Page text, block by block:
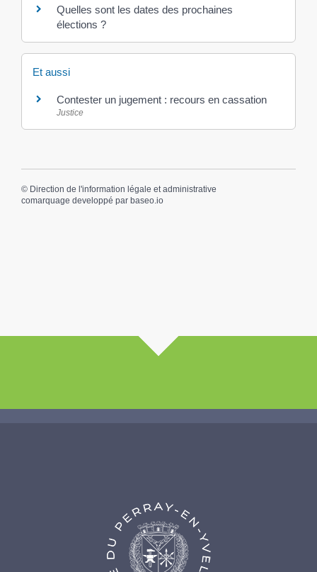
Quelles sont les dates des prochaines
élections ?
Et aussi
Contester un jugement : recours en cassation
Justice
© Direction de l'information légale et administrative
comarquage developpé par baseo.io